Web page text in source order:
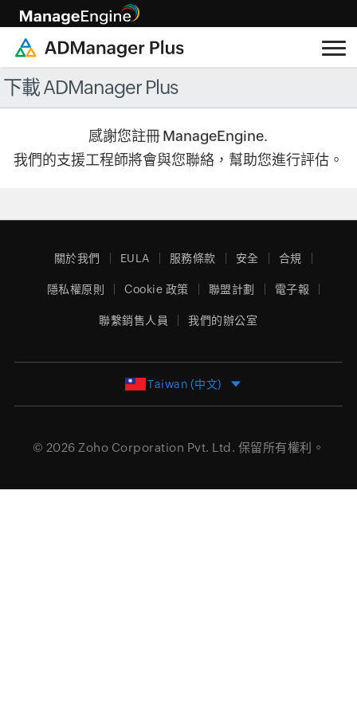
下載 ADManager Plus
感謝您註冊 ManageEngine.
我們的支援工程師將會與您聯絡，幫助您進行評估。
關於我們 EULA 服務條款 安全 合規
隱私權原則 Cookie 政策 聯盟計劃 電子報
聯繫銷售人員 我們的辦公室
Taiwan (中文)
© 2026 Zoho Corporation Pvt. Ltd. 保留所有權利。